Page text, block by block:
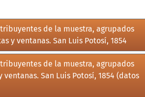
de la muestra, agrupados
y ventanas. San Luis Potosí, 1854
de la muestra, agrupados
San Luis Potosí, 1854 (datos